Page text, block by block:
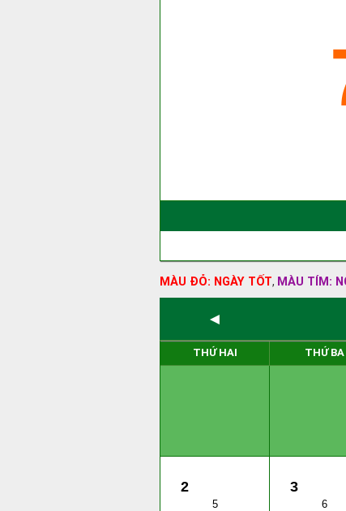
MÀU ĐỎ: NGÀY TỐT, MÀU TÍM:
◄
THỨ HAI THỨ BA
2
5
3
6